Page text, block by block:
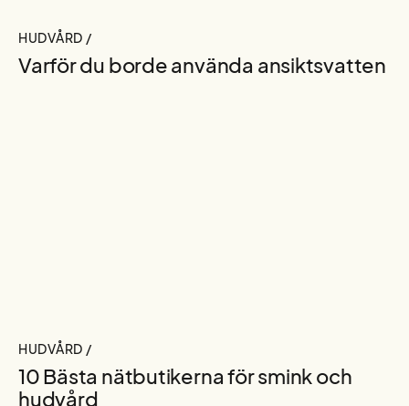
HUDVÅRD /
Varför du borde använda ansiktsvatten
HUDVÅRD /
10 Bästa nätbutikerna för smink och
hudvård